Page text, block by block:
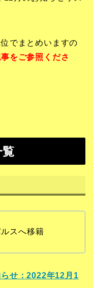
でまとめいますの
をご参照くださ
スへ移籍
せ：2022年12月1